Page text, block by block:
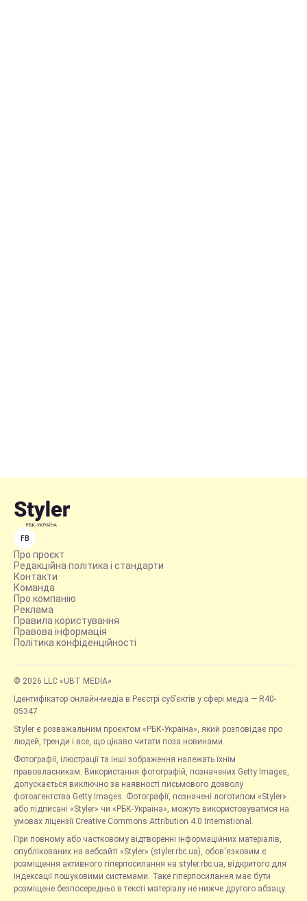
FB
Про проєкт
Редакційна політика і стандарти
Контакти
Команда
Про компанію
Реклама
Правила користування
Правова інформація
Політика конфіденційності
© 2026 LLC «UBT MEDIA»
Ідентифікатор онлайн-медіа в Реєстрі суб’єктів у сфері медіа — R40-
05347
Styler є розважальним проєктом «РБК-Україна», який розповідає про
людей, тренди і все, що цікаво читати поза новинами.
Фотографії, ілюстрації та інші зображення належать їхнім
правовласникам. Використання фотографій, позначених Getty Images,
допускається виключно за наявності письмового дозволу
фотоагентства Getty Images. Фотографії, позначені логотипом «Styler»
або підписані «Styler» чи «РБК-Україна», можуть використовуватися на
умовах ліцензії Creative Commons Attribution 4.0 International.
При повному або частковому відтворенні інформаційних матеріалів,
опублікованих на вебсайті «Styler» (styler.rbc.ua), обов'язковим є
розміщення активного гіперпосилання на styler.rbc.ua, відкритого для
індексації пошуковими системами. Таке гіперпосилання має бути
розміщене безпосередньо в тексті матеріалу не нижче другого абзацу.